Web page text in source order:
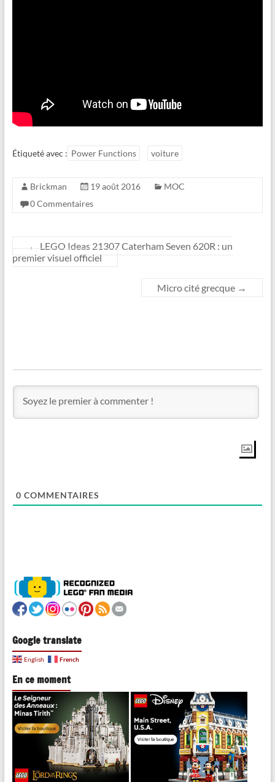
Étiqueté avec : Power Functions voiture
Brickman 19 août 2016
MOC
0 Commentaires
←
LEGO Ideas 21307 Caterham Seven 620R : un
premier visuel officiel
Micro cité grecque →
0 COMMENTAIRES
Google translate
English French
En ce moment